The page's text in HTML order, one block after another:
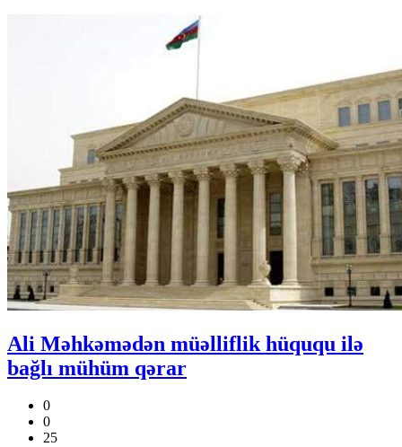
Ali Məhkəmədən müəlliflik hüququ ilə
bağlı mühüm qərar
0
0
25